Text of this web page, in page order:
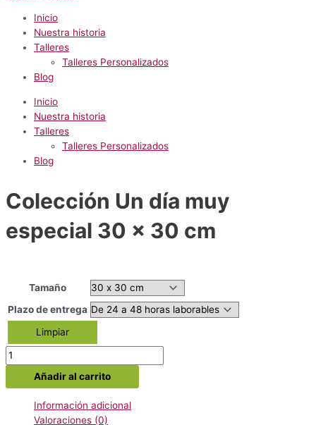
Inicio
Nuestra historia
Talleres
Talleres Personalizados
Blog
Inicio
Nuestra historia
Talleres
Talleres Personalizados
Blog
Colección Un día muy
especial 30 x 30 cm
Tamaño
Plazo de entrega
Limpiar
Colección
Un
especial
Añadir al carrito
Información adicional
Valoraciones (0)